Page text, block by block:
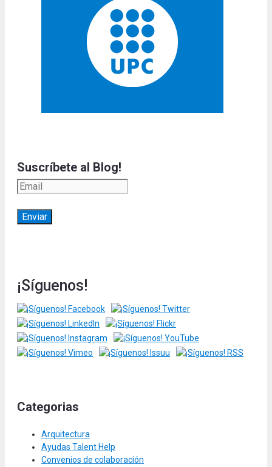
Suscríbete al Blog!
¡Síguenos!
Categorias
Arquitectura
Ayudas Talent Help
Convenios de colaboración